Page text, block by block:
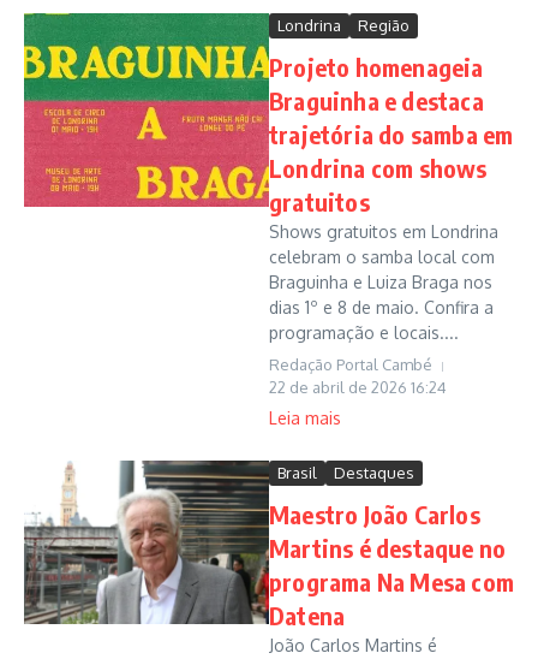
Londrina Região
Projeto homenageia
Braguinha e destaca
trajetória do samba em
Londrina com shows
gratuitos
Shows gratuitos em Londrina
celebram o samba local com
Braguinha e Luiza Braga nos
dias 1º e 8 de maio. Confira a
programação e locais....
Redação Portal Cambé
22 de abril de 2026 16:24
Leia mais
Brasil Destaques
Maestro João Carlos
Martins é destaque no
programa Na Mesa com
Datena
João Carlos Martins é